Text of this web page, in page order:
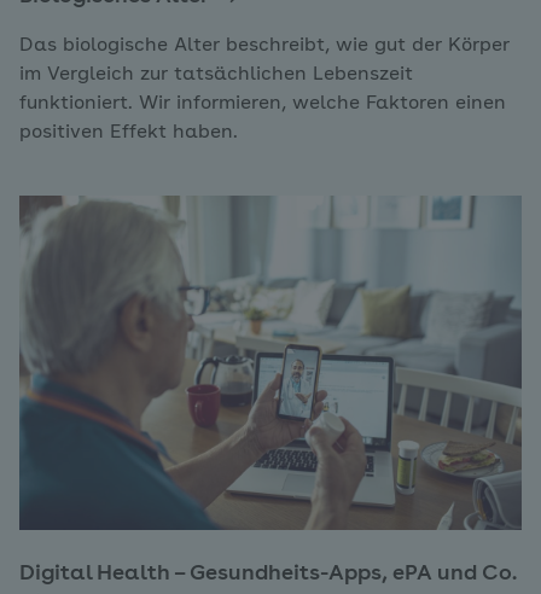
Das biologische Alter beschreibt, wie gut der Körper
im Vergleich zur tatsächlichen Lebenszeit
funktioniert. Wir informieren, welche Faktoren einen
positiven Effekt haben.
Digital Health – Gesundheits-Apps, ePA und Co.